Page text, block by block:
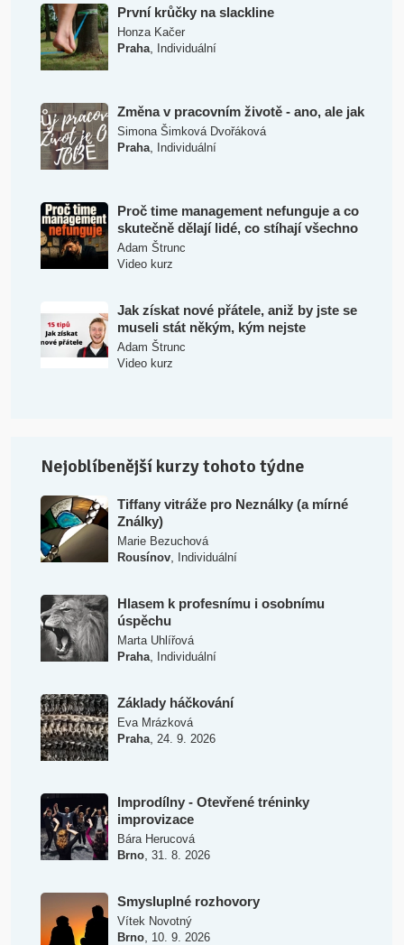
První krůčky na slackline
Honza Kačer
Praha, Individuální
Změna v pracovním životě - ano, ale jak
Simona Šimková Dvořáková
Praha, Individuální
Proč time management nefunguje a co
skutečně dělají lidé, co stíhají všechno
Adam Štrunc
Video kurz
Jak získat nové přátele, aniž by jste se
museli stát někým, kým nejste
Adam Štrunc
Video kurz
Nejoblíbenější kurzy tohoto týdne
Tiffany vitráže pro Neználky (a mírné
Ználky)
Marie Bezuchová
Rousínov, Individuální
Hlasem k profesnímu i osobnímu
úspěchu
Marta Uhlířová
Praha, Individuální
Základy háčkování
Eva Mrázková
Praha, 24. 9. 2026
Improdílny - Otevřené tréninky
improvizace
Bára Herucová
Brno, 31. 8. 2026
Smysluplné rozhovory
Vítek Novotný
Brno, 10. 9. 2026